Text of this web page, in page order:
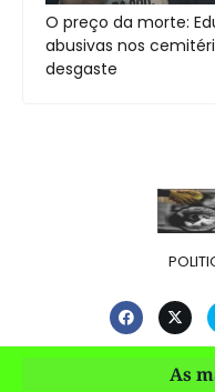
O preço da morte:
abusivas nos
desgaste
As